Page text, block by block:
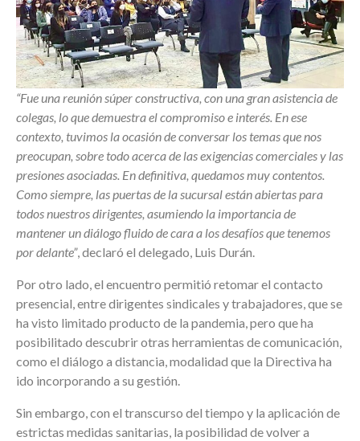
“Fue una reunión súper constructiva, con una gran asistencia de
colegas, lo que demuestra el compromiso e interés. En ese
contexto, tuvimos la ocasión de conversar los temas que nos
preocupan, sobre todo acerca de las exigencias comerciales y las
presiones asociadas. En definitiva, quedamos muy contentos.
Como siempre, las puertas de la sucursal están abiertas para
todos nuestros dirigentes, asumiendo la importancia de
mantener un diálogo fluido de cara a los desafíos que tenemos
por delante”, declaró el delegado, Luis Durán.
Por otro lado, el encuentro permitió retomar el contacto
presencial, entre dirigentes sindicales y trabajadores, que se
ha visto limitado producto de la pandemia, pero que ha
posibilitado descubrir otras herramientas de comunicación,
como el diálogo a distancia, modalidad que la Directiva ha
ido incorporando a su gestión.
Sin embargo, con el transcurso del tiempo y la aplicación de
estrictas medidas sanitarias, la posibilidad de volver a